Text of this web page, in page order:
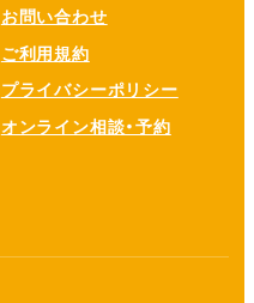
お問い合わせ
ご利用規約
プライバシーポリシー
オンライン相談・予約